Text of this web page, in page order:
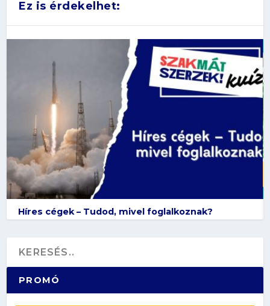
Ez is érdekelhet:
Híres cégek – Tudod, mivel foglalkoznak?
PROMÓ